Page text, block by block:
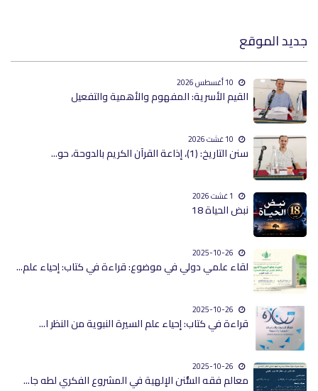
جديد الموقع
القيم الأسرية: المفهوم والأهمية والتفعيل
سنن التاريخ: (1)، إذاعة القرآن الكريم بالدوحة، حو...
نبض الحياة 18
لقاء علمي دولي في موضوع: قراءة في كتاب: إحياء علم...
قراءة في كتاب: إحياء علم السيرة النبوية من النظر ا...
معالم فقه السُّنن الإلهية في المشروع الفكري لطه جا...